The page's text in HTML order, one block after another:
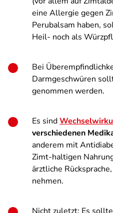
eine Allergie gegen
Perubalsam haben,
Heil- noch als
Bei
Darmgeschwüren
genommen werden.
Es sind
verschiedenen
anderem mit
Zimt-haltigen
ärztliche
nehmen.